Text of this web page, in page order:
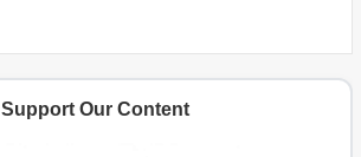
Support Our Content